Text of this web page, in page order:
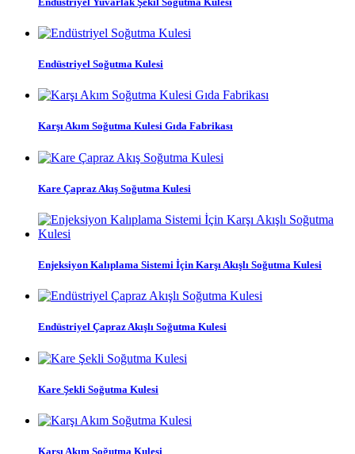
Endüstriyel Soğutma Kulesi
Karşı Akım Soğutma Kulesi Gıda Fabrikası
Kare Çapraz Akış Soğutma Kulesi
Enjeksiyon Kalıplama Sistemi İçin Karşı Akışlı Soğutma Kulesi
Endüstriyel Çapraz Akışlı Soğutma Kulesi
Kare Şekli Soğutma Kulesi
Karşı Akım Soğutma Kulesi